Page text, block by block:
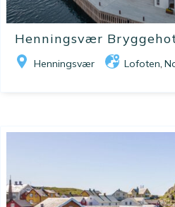
Henningsvær
Henningsvær Lofoten,